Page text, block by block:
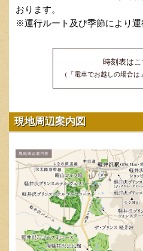
おります。
※運行ルート及び季節により運
時刻表はこ
（「電車でお越しの場合は
現地周辺案内図